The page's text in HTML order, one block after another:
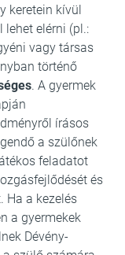
keretein kívül
lehet elérni (pl.:
vagy társas
történő
. A gyermek
írásos
a szülőnek
feladatot
és
Ha a kezelés
a gyermekek
Dévény-